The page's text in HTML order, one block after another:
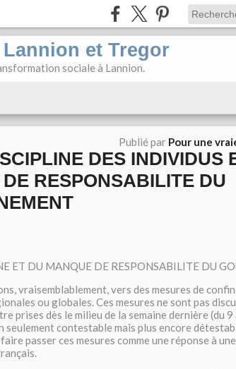
et Tregor
sociale à Lannion.
Publié par Pour une
DES INDIVIDUS
RESPONSABILITE DU
ET DU MANQUE DE RESPONSABILITE DU
vraisemblablement, vers des mesures de
ou globales. Ces mesures ne sont pas
prises dès le milieu de la semaine dernière (du 9
seulement contestable mais plus encore
passer ces mesures comme une réponse à